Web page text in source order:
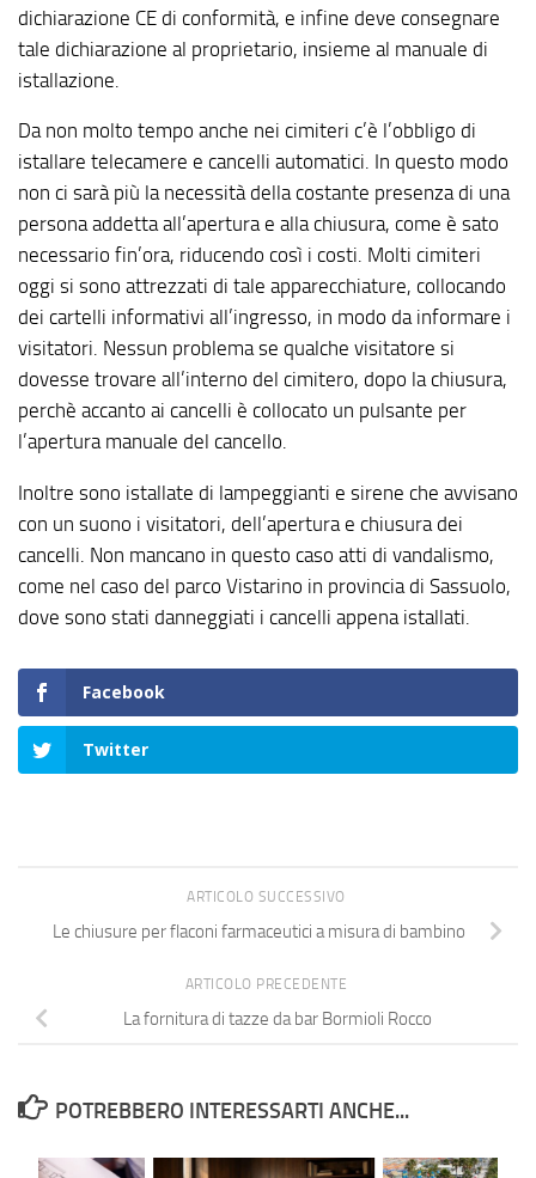
dichiarazione CE di conformità, e infine deve consegnare
tale dichiarazione al proprietario, insieme al manuale di
istallazione.
Da non molto tempo anche nei cimiteri c’è l’obbligo di
istallare telecamere e cancelli automatici. In questo modo
non ci sarà più la necessità della costante presenza di una
persona addetta all’apertura e alla chiusura, come è sato
necessario fin’ora, riducendo così i costi. Molti cimiteri
oggi si sono attrezzati di tale apparecchiature, collocando
dei cartelli informativi all’ingresso, in modo da informare i
visitatori. Nessun problema se qualche visitatore si
dovesse trovare all’interno del cimitero, dopo la chiusura,
perchè accanto ai cancelli è collocato un pulsante per
l’apertura manuale del cancello.
Inoltre sono istallate di lampeggianti e sirene che avvisano
con un suono i visitatori, dell’apertura e chiusura dei
cancelli. Non mancano in questo caso atti di vandalismo,
come nel caso del parco Vistarino in provincia di Sassuolo,
dove sono stati danneggiati i cancelli appena istallati.
Facebook
Twitter
ARTICOLO SUCCESSIVO
Le chiusure per flaconi farmaceutici a misura di bambino
ARTICOLO PRECEDENTE
La fornitura di tazze da bar Bormioli Rocco
POTREBBERO INTERESSARTI ANCHE...